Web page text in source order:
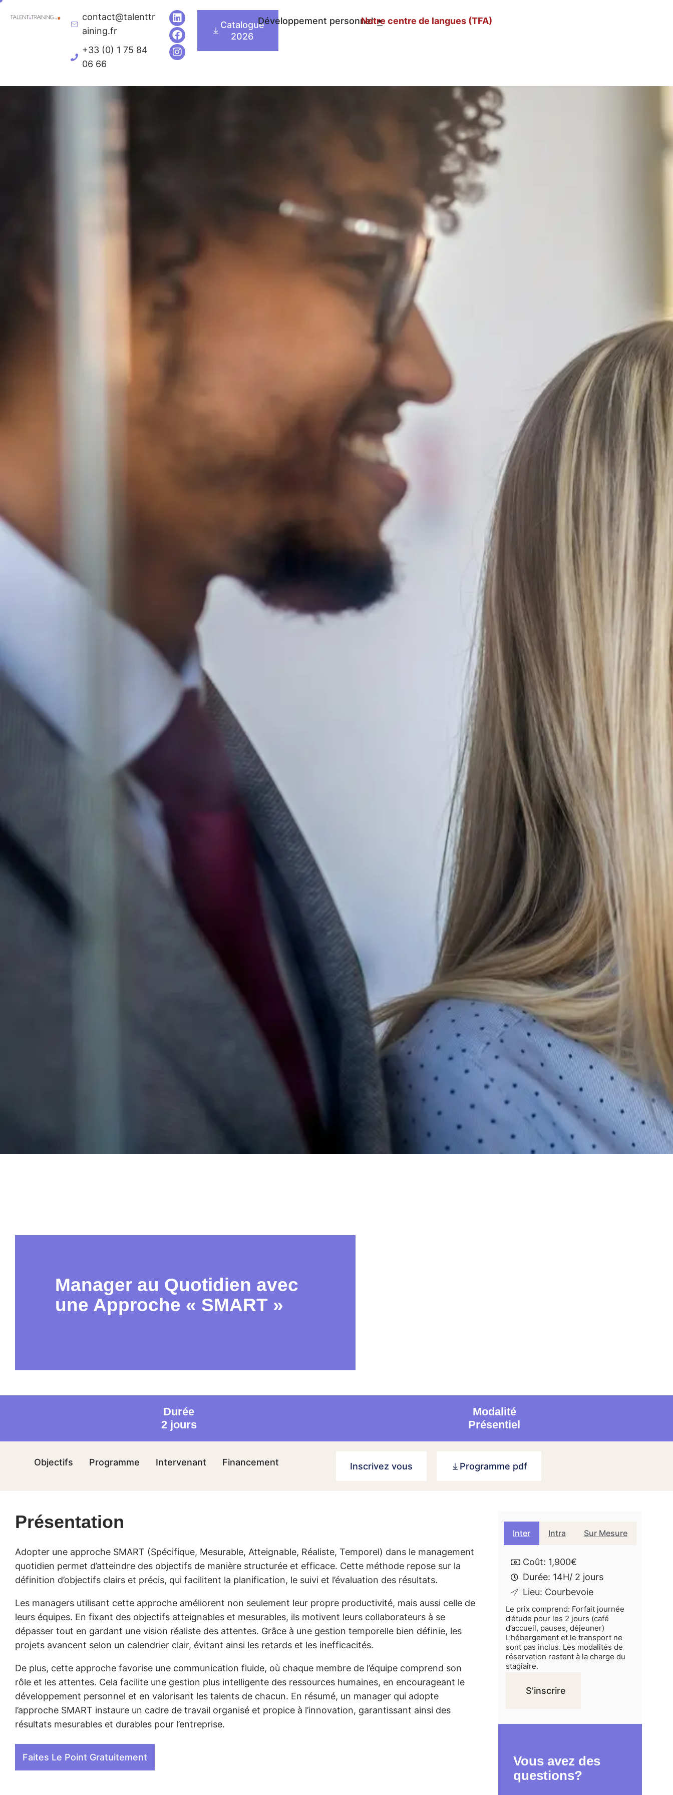
contact@talenttr
aining.fr
+33 (0) 1 75 84
06 66
Catalogue
2026
Executive Education Univers de formation Développement personnelNotre centre de langues (TFA)
Manager au Quotidien avec
une Approche « SMART »
Durée
2 jours
Modalité
Présentiel
Objectifs Programme Intervenant Financement Inscrivez vous Programme pdf
Présentation
Adopter une approche SMART (Spécifique, Mesurable, Atteignable, Réaliste, Temporel) dans le management
quotidien permet d’atteindre des objectifs de manière structurée et efficace. Cette méthode repose sur la
définition d’objectifs clairs et précis, qui facilitent la planification, le suivi et l’évaluation des résultats.
Les managers utilisant cette approche améliorent non seulement leur propre productivité, mais aussi celle de
leurs équipes. En fixant des objectifs atteignables et mesurables, ils motivent leurs collaborateurs à se
dépasser tout en gardant une vision réaliste des attentes. Grâce à une gestion temporelle bien définie, les
projets avancent selon un calendrier clair, évitant ainsi les retards et les inefficacités.
De plus, cette approche favorise une communication fluide, où chaque membre de l’équipe comprend son
rôle et les attentes. Cela facilite une gestion plus intelligente des ressources humaines, en encourageant le
développement personnel et en valorisant les talents de chacun. En résumé, un manager qui adopte
l’approche SMART instaure un cadre de travail organisé et propice à l’innovation, garantissant ainsi des
résultats mesurables et durables pour l’entreprise.
Faites Le Point Gratuitement
Inter Intra Sur Mesure
Coût: 1,900€
Durée: 14H/ 2 jours
Lieu: Courbevoie
Le prix comprend: Forfait journée
d’étude pour les 2 jours (café
d’accueil, pauses, déjeuner)
L’hébergement et le transport ne
sont pas inclus. Les modalités de
réservation restent à la charge du
stagiaire.
S'inscrire
Vous avez des
questions?